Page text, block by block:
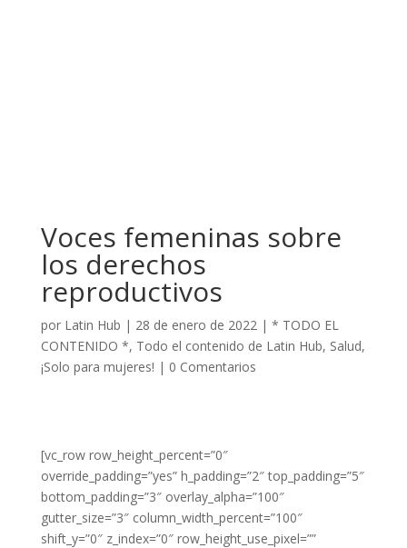
Voces femeninas sobre
los derechos
reproductivos
por Latin Hub | 28 de enero de 2022| * TODO EL
CONTENIDO *, Todo el contenido de Latin Hub, Salud,
¡Solo para mujeres! | 0 Comentarios
[vc_row row_height_percent=”0″
override_padding=”yes” h_padding=”2″ top_padding=”5″
bottom_padding=”3″ overlay_alpha=”100″
gutter_size=”3″ column_width_percent=”100″
shift_y=”0″ z_index=”0″ row_height_use_pixel=””